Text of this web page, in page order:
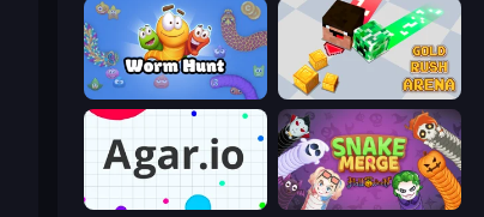
Worm Hunt Gold Rush Arena
Agar.io Snake Merge: Idle & io Zone